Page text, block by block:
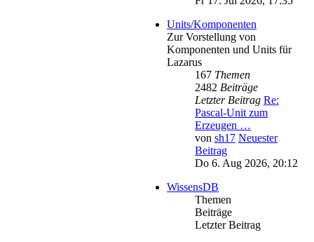
Units/Komponenten
Zur Vorstellung von
Komponenten und Units für
Lazarus
167 Themen
2482 Beiträge
Letzter Beitrag Re:
Pascal-Unit zum
Erzeugen …
von sh17 Neuester
Beitrag
Do 6. Aug 2026, 20:12
WissensDB
Themen
Beiträge
Letzter Beitrag